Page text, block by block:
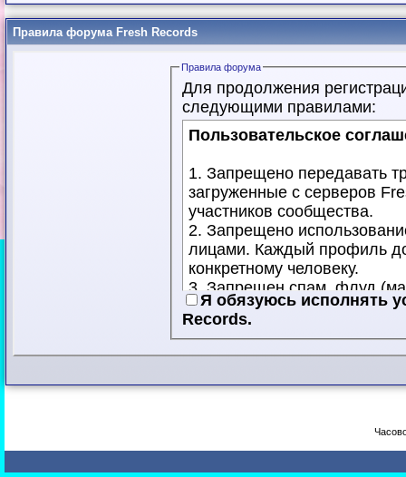
Правила форума Fresh Records
Правила форума
Для продолжения
следующими правилами:
Пользовательское
1. Запрещено передавать
загруженные с серверов
участников сообщества.
2. Запрещено
лицами. Каждый профиль
конкретному человеку.
3. Запрещен спам, флуд
сообщений), публичное
4. Запрещена публикация
смежные права третьих
Ваша учетная запись
Соглашаясь с нашими
требования в целом, а
Я обязуюсь исполнять
Records.